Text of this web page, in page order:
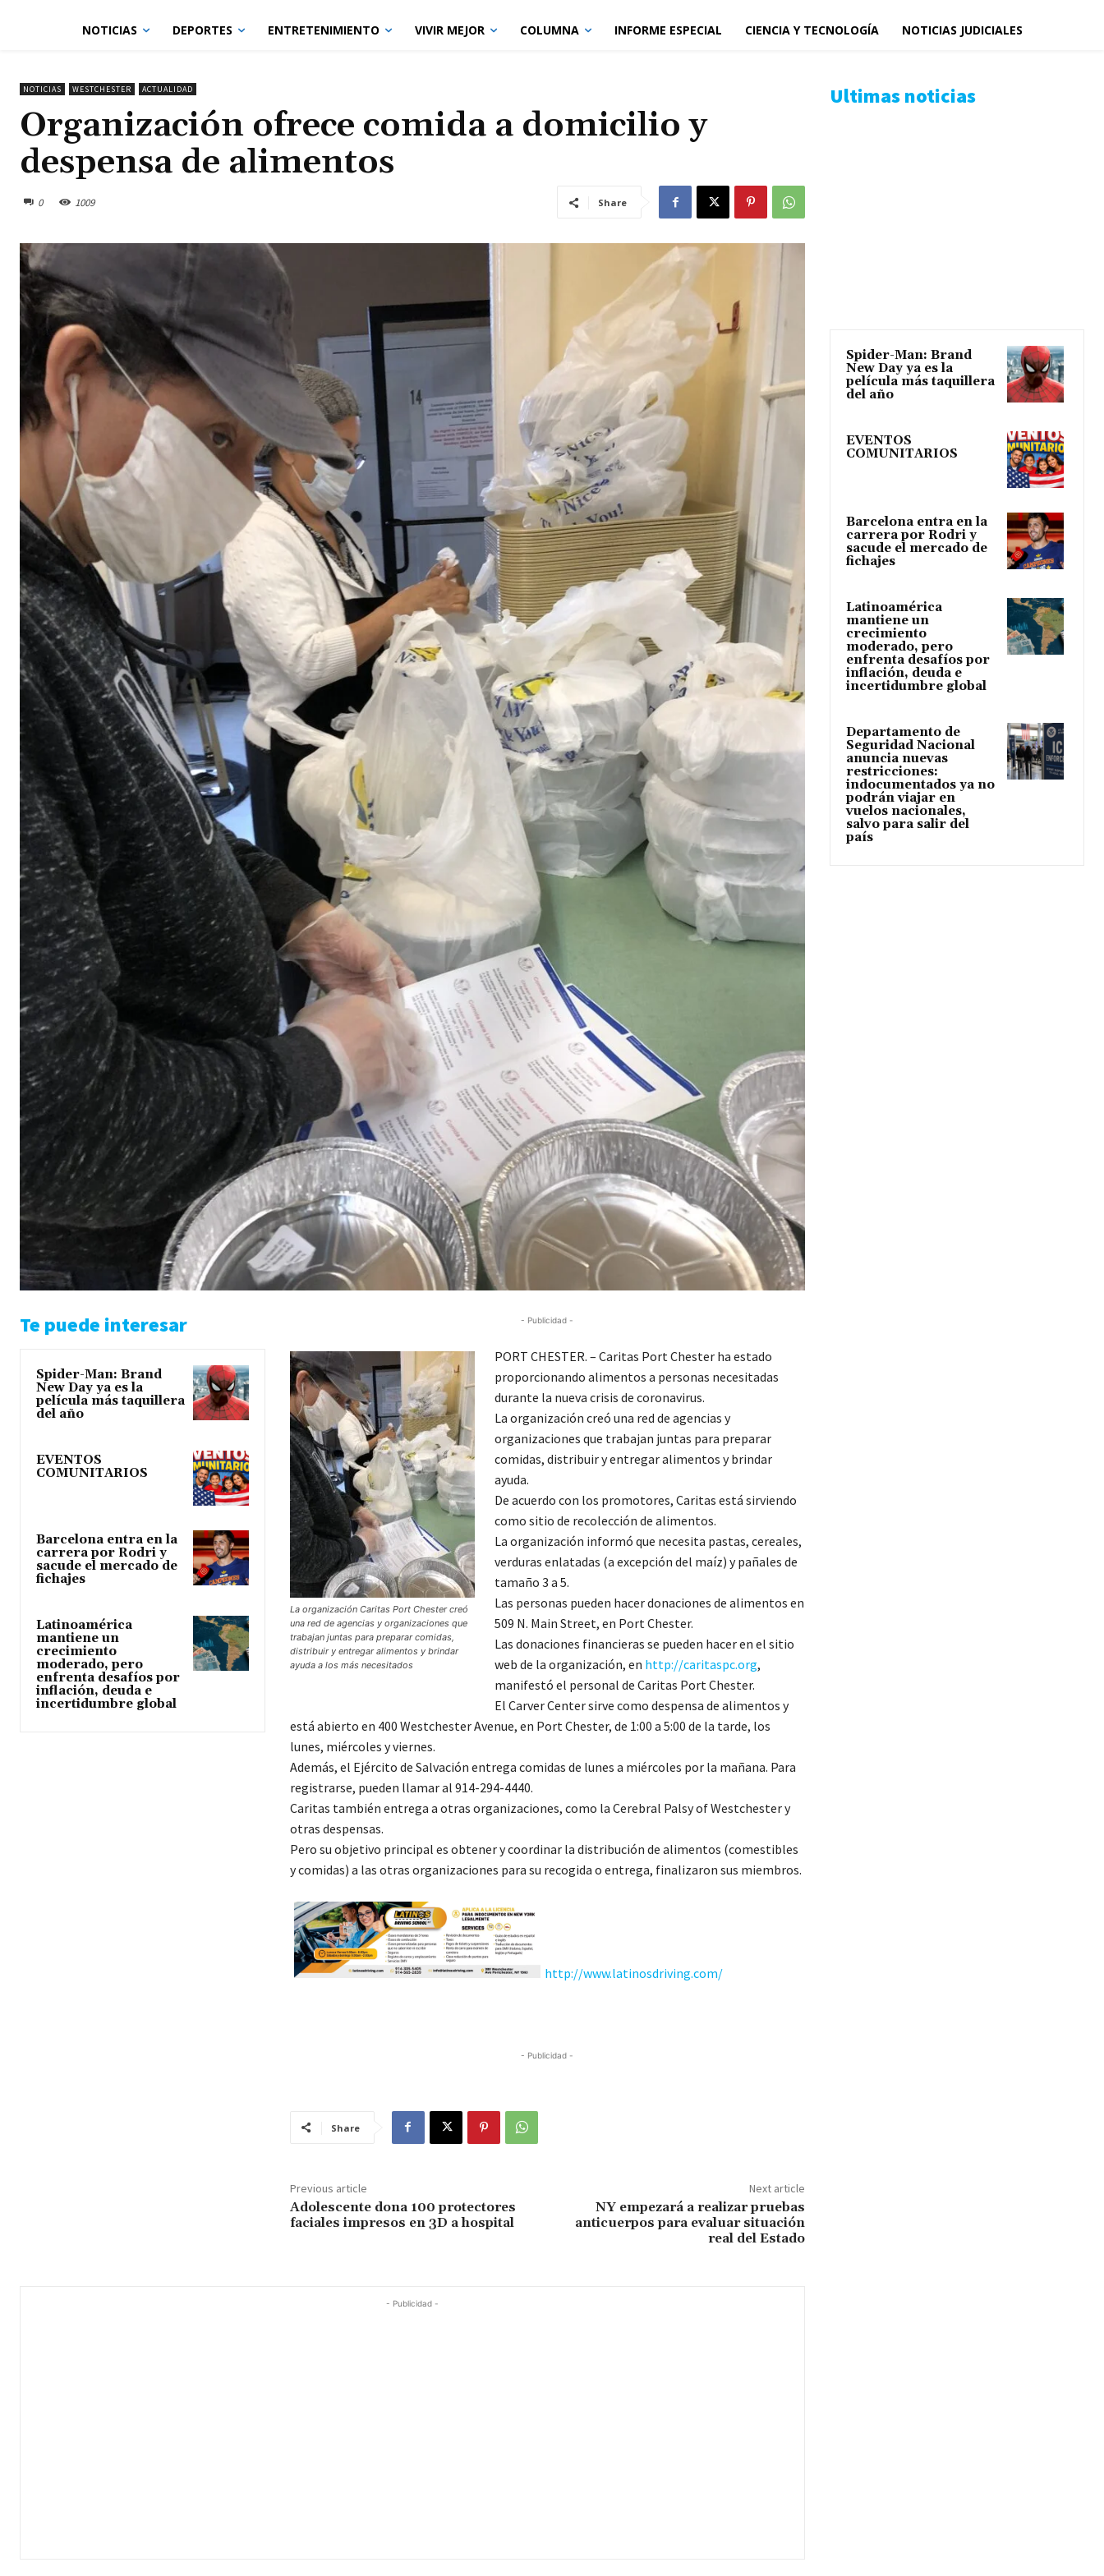
NOTICIAS DEPORTES ENTRETENIMIENTO VIVIR MEJOR COLUMNA INFORME ESPECIAL CIENCIA Y TECNOLOGÍA NOTICIAS JUDICIALES
NOTICIAS WESTCHESTER ACTUALIDAD
Organización ofrece comida a domicilio y
despensa de alimentos
0 1009 Share
Te puede interesar
Spider-Man: Brand
New Day ya es la
película más taquillera
del año
EVENTOS
COMUNITARIOS
Barcelona entra en la
carrera por Rodri y
sacude el mercado de
fichajes
Latinoamérica
mantiene un
crecimiento
moderado, pero
enfrenta desafíos por
inflación, deuda e
incertidumbre global
- Publicidad -
La organización Caritas Port Chester creó
una red de agencias y organizaciones que
trabajan juntas para preparar comidas,
distribuir y entregar alimentos y brindar
ayuda a los más necesitados
PORT CHESTER. – Caritas Port Chester ha estado
proporcionando alimentos a personas necesitadas
durante la nueva crisis de coronavirus.
La organización creó una red de agencias y
organizaciones que trabajan juntas para preparar
comidas, distribuir y entregar alimentos y brindar
ayuda.
De acuerdo con los promotores, Caritas está sirviendo
como sitio de recolección de alimentos.
La organización informó que necesita pastas, cereales,
verduras enlatadas (a excepción del maíz) y pañales de
tamaño 3 a 5.
Las personas pueden hacer donaciones de alimentos en
509 N. Main Street, en Port Chester.
Las donaciones financieras se pueden hacer en el sitio
web de la organización, en http://caritaspc.org,
manifestó el personal de Caritas Port Chester.
El Carver Center sirve como despensa de alimentos y
está abierto en 400 Westchester Avenue, en Port Chester, de 1:00 a 5:00 de la tarde, los
lunes, miércoles y viernes.
Además, el Ejército de Salvación entrega comidas de lunes a miércoles por la mañana. Para
registrarse, pueden llamar al 914-294-4440.
Caritas también entrega a otras organizaciones, como la Cerebral Palsy of Westchester y
otras despensas.
Pero su objetivo principal es obtener y coordinar la distribución de alimentos (comestibles
y comidas) a las otras organizaciones para su recogida o entrega, finalizaron sus miembros.
http://www.latinosdriving.com/
- Publicidad -
Share
Previous article
Adolescente dona 100 protectores
faciales impresos en 3D a hospital
Next article
NY empezará a realizar pruebas
anticuerpos para evaluar situación
real del Estado
- Publicidad -
Ultimas noticias
Spider-Man: Brand
New Day ya es la
película más taquillera
del año
EVENTOS
COMUNITARIOS
Barcelona entra en la
carrera por Rodri y
sacude el mercado de
fichajes
Latinoamérica
mantiene un
crecimiento
moderado, pero
enfrenta desafíos por
inflación, deuda e
incertidumbre global
Departamento de
Seguridad Nacional
anuncia nuevas
restricciones:
indocumentados ya no
podrán viajar en
vuelos nacionales,
salvo para salir del
país